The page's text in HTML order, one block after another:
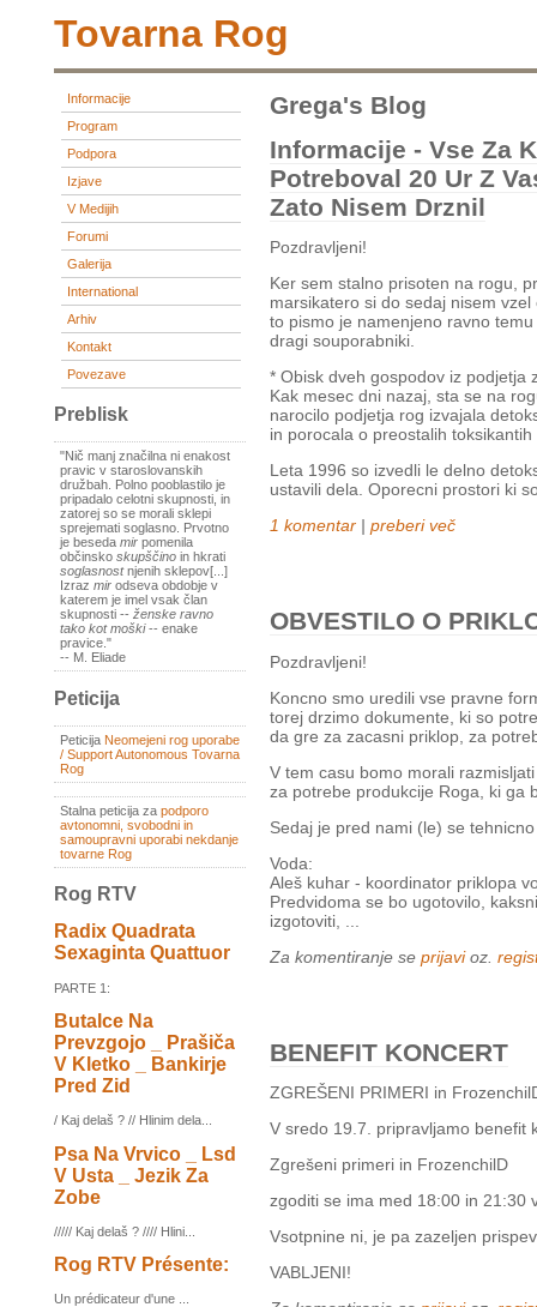
Tovarna Rog
Informacije
Program
Podpora
Izjave
V Medijih
Forumi
Galerija
International
Arhiv
Kontakt
Povezave
Preblisk
"Nič manj značilna ni enakost
pravic v staroslovanskih
družbah. Polno pooblastilo je
pripadalo celotni skupnosti, in
zatorej so se morali sklepi
sprejemati soglasno. Prvotno
je beseda mir pomenila
občinsko skupščino in hkrati
soglasnostnjenih sklepov[...]
Izraz mir odseva obdobje v
katerem je imel vsak član
skupnosti -- ženske ravno
tako kot moški-- enake
pravice."
-- M. Eliade
Peticija
Peticija Neomejeni rog uporabe
/ Support Autonomous Tovarna
Rog
Stalna peticija za podporo
avtonomni, svobodni in
samoupravni uporabi nekdanje
tovarne Rog
Rog RTV
Radix Quadrata
Sexaginta Quattuor
PARTE 1:
Butalce Na
Prevzgojo _ Prašiča
V Kletko _ Bankirje
Pred Zid
/ Kaj delaš ? // Hlinim dela...
Psa Na Vrvico _ Lsd
V Usta _ Jezik Za
Zobe
///// Kaj delaš ? //// Hlini...
Rog RTV Présente:
Un prédicateur d'une ...
Grega's Blog
Informacije - Vse Za
Potreboval 20 Ur Z
Zato Nisem Drznil
Pozdravljeni!
Ker sem stalno prisoten na rogu,
marsikatero si do sedaj nisem
to pismo je namenjeno ravno
dragi souporabniki.
* Obisk dveh gospodov iz podjetja
Kak mesec dni nazaj, sta se na
narocilo podjetja rog izvajala
in porocala o preostalih
Leta 1996 so izvedli le delno
ustavili dela. Oporecni prostori ki
1 komentar | preberi več
OBVESTILO O
Pozdravljeni!
Koncno smo uredili vse pravne
torej drzimo dokumente, ki so
da gre za zacasni priklop, za
V tem casu bomo morali
za potrebe produkcije Roga, ki ga
Sedaj je pred nami (le) se
Voda:
Aleš kuhar - koordinator priklopa
Predvidoma se bo ugotovilo,
izgotoviti, ...
Za komentiranje se prijavioz.
BENEFIT KONCERT
ZGREŠENI PRIMERI in
V sredo 19.7. pripravljamo benefit
Zgrešeni primeri in FrozenchilD
zgoditi se ima med 18:00 in 21:30
Vsotpnine ni, je pa zazeljen
VABLJENI!